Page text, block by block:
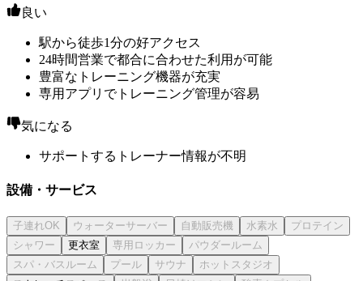
良い
駅から徒歩1分の好アクセス
24時間営業で都合に合わせた利用が可能
豊富なトレーニング機器が充実
専用アプリでトレーニング管理が容易
気になる
サポートするトレーナー情報が不明
設備・サービス
更衣室